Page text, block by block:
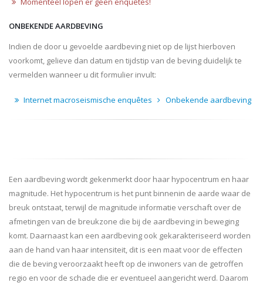
ONBEKENDE AARDBEVING
Indien de door u gevoelde aardbeving niet op de lijst hierboven
voorkomt, gelieve dan datum en tijdstip van de beving duidelijk te
vermelden wanneer u dit formulier invult:
Internet macroseismische enquêtes Onbekende aardbeving
Een aardbeving wordt gekenmerkt door haar hypocentrum en haar
magnitude. Het hypocentrum is het punt binnenin de aarde waar de
breuk ontstaat, terwijl de magnitude informatie verschaft over de
afmetingen van de breukzone die bij de aardbeving in beweging
komt. Daarnaast kan een aardbeving ook gekarakteriseerd worden
aan de hand van haar intensiteit, dit is een maat voor de effecten
die de beving veroorzaakt heeft op de inwoners van de getroffen
regio en voor de schade die er eventueel aangericht werd. Daarom